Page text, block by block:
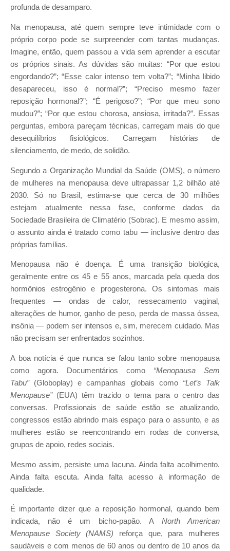
profunda de desamparo.
Na menopausa, até quem sempre teve intimidade com o
próprio corpo pode se surpreender com tantas mudanças.
Imagine, então, quem passou a vida sem aprender a escutar
os próprios sinais. As dúvidas são muitas: “Por que estou
engordando?”; “Esse calor intenso tem volta?”; “Minha libido
desapareceu, isso é normal?”; “Preciso mesmo fazer
reposição hormonal?”; “É perigoso?”; “Por que meu sono
mudou?”; “Por que estou chorosa, ansiosa, irritada?”. Essas
perguntas, embora pareçam técnicas, carregam mais do que
desequilíbrios fisiológicos. Carregam histórias de
silenciamento, de medo, de solidão.
Segundo a Organização Mundial da Saúde (OMS), o número
de mulheres na menopausa deve ultrapassar 1,2 bilhão até
2030. Só no Brasil, estima-se que cerca de 30 milhões
estejam atualmente nessa fase, conforme dados da
Sociedade Brasileira de Climatério (Sobrac). E mesmo assim,
o assunto ainda é tratado como tabu — inclusive dentro das
próprias famílias.
Menopausa não é doença. É uma transição biológica,
geralmente entre os 45 e 55 anos, marcada pela queda dos
hormônios estrogênio e progesterona. Os sintomas mais
frequentes — ondas de calor, ressecamento vaginal,
alterações de humor, ganho de peso, perda de massa óssea,
insônia — podem ser intensos e, sim, merecem cuidado. Mas
não precisam ser enfrentados sozinhos.
A boa notícia é que nunca se falou tanto sobre menopausa
como agora. Documentários como “Menopausa Sem
Tabu”(Globoplay) e campanhas globais como “Let’s Talk
Menopause”(EUA) têm trazido o tema para o centro das
conversas. Profissionais de saúde estão se atualizando,
congressos estão abrindo mais espaço para o assunto, e as
mulheres estão se reencontrando em rodas de conversa,
grupos de apoio, redes sociais.
Mesmo assim, persiste uma lacuna. Ainda falta acolhimento.
Ainda falta escuta. Ainda falta acesso à informação de
qualidade.
É importante dizer que a reposição hormonal, quando bem
indicada, não é um bicho-papão. A North American
Menopause Society (NAMS) reforça que, para mulheres
saudáveis e com menos de 60 anos ou dentro de 10 anos da